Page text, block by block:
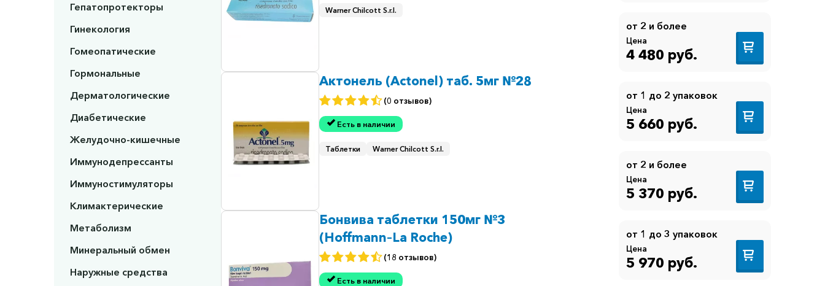
Гепатопротекторы
Гинекология
Гомеопатические
Гормональные
Дерматологические
Диабетические
Желудочно-кишечные
Иммунодепрессанты
Иммуностимуляторы
Климактерические
Метаболизм
Минеральный обмен
Наружные средства
Warner Chilcott S.r.l.
от 2 и более
Цена
4 480 руб.
Актонель (Actonel) таб. 5мг №28
(0 отзывов)
Есть в наличии
Таблетки Warner Chilcott S.r.l.
от 1 до 2 упаковок
Цена
5 660 руб.
от 2 и более
Цена
5 370 руб.
Бонвива таблетки 150мг №3
(Hoffmann–La Roche)
(18 отзывов)
Есть в наличии
от 1 до 3 упаковок
Цена
5 970 руб.